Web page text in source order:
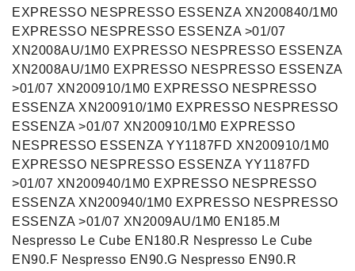
EXPRESSO NESPRESSO ESSENZA XN200840/1M0
EXPRESSO NESPRESSO ESSENZA >01/07
XN2008AU/1M0 EXPRESSO NESPRESSO ESSENZA
XN2008AU/1M0 EXPRESSO NESPRESSO ESSENZA
>01/07 XN200910/1M0 EXPRESSO NESPRESSO
ESSENZA XN200910/1M0 EXPRESSO NESPRESSO
ESSENZA >01/07 XN200910/1M0 EXPRESSO
NESPRESSO ESSENZA YY1187FD XN200910/1M0
EXPRESSO NESPRESSO ESSENZA YY1187FD
>01/07 XN200940/1M0 EXPRESSO NESPRESSO
ESSENZA XN200940/1M0 EXPRESSO NESPRESSO
ESSENZA >01/07 XN2009AU/1M0 EN185.M
Nespresso Le Cube EN180.R Nespresso Le Cube
EN90.F Nespresso EN90.G Nespresso EN90.R